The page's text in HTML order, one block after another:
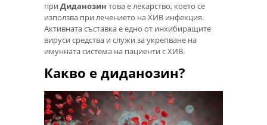
при Диданозин това е лекарство, което се
използва при лечението на ХИВ инфекция.
Активната съставка е едно от инхибиращите
вируси средства и служи за укрепване на
имунната система на пациенти с ХИВ.
Какво е диданозин?